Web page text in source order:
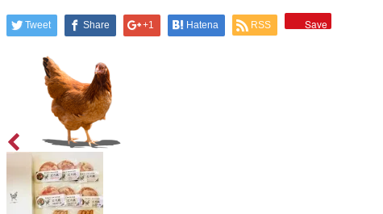
Tweet Share +1 Hatena RSS Save